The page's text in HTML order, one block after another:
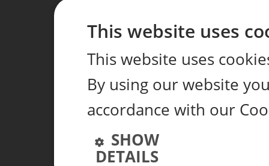
This website uses
This website uses
By using our website
accordance with our
SHOW
DETAILS